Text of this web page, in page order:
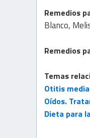
Remedios
Blanco,
Remedios
Temas
Otitis
Oídos.
Dieta para